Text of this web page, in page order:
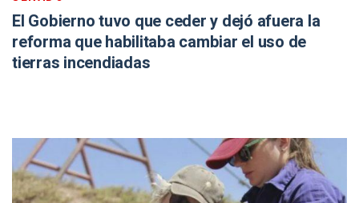
El Gobierno tuvo que ceder y dejó afuera la
reforma que habilitaba cambiar el uso de
tierras incendiadas